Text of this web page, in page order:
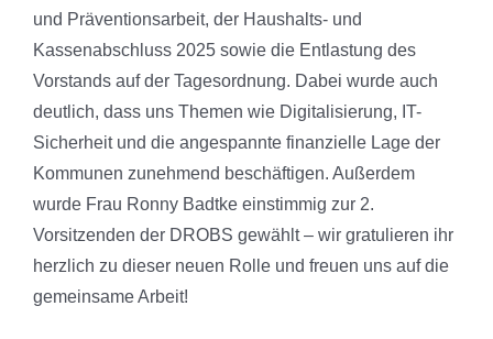
und Präventionsarbeit, der Haushalts- und
Kassenabschluss 2025 sowie die Entlastung des
Vorstands auf der Tagesordnung. Dabei wurde auch
deutlich, dass uns Themen wie Digitalisierung, IT-
Sicherheit und die angespannte finanzielle Lage der
Kommunen zunehmend beschäftigen. Außerdem
wurde Frau Ronny Badtke einstimmig zur 2.
Vorsitzenden der DROBS gewählt – wir gratulieren ihr
herzlich zu dieser neuen Rolle und freuen uns auf die
gemeinsame Arbeit!